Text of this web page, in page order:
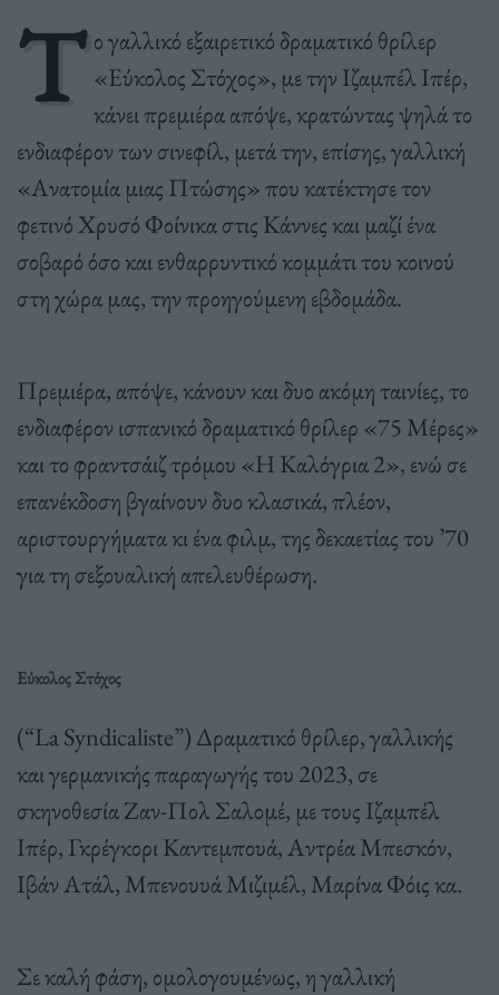
Τ ο γαλλικό εξαιρετικό δραματικό θρίλερ
«Εύκολος Στόχος», με την Ιζαμπέλ Ιπέρ,
κάνει πρεμιέρα απόψε, κρατώντας ψηλά το
ενδιαφέρον των σινεφίλ, μετά την, επίσης, γαλλική
«Ανατομία μιας Πτώσης» που κατέκτησε τον
φετινό Χρυσό Φοίνικα στις Κάννες και μαζί ένα
σοβαρό όσο και ενθαρρυντικό κομμάτι του κοινού
στη χώρα μας, την προηγούμενη εβδομάδα.
Πρεμιέρα, απόψε, κάνουν και δυο ακόμη ταινίες, το
ενδιαφέρον ισπανικό δραματικό θρίλερ «75 Μέρες»
και το φραντσάιζ τρόμου «Η Καλόγρια 2», ενώ σε
επανέκδοση βγαίνουν δυο κλασικά, πλέον,
αριστουργήματα κι ένα φιλμ, της δεκαετίας του ’70
για τη σεξουαλική απελευθέρωση.
Εύκολος Στόχος
(“La Syndicaliste”) Δραματικό θρίλερ, γαλλικής
και γερμανικής παραγωγής του 2023, σε
σκηνοθεσία Ζαν-Πολ Σαλομέ, με τους Ιζαμπέλ
Ιπέρ, Γκρέγκορι Καντεμπουά, Αντρέα Μπεσκόν,
Ιβάν Ατάλ, Μπενουυά Μιζιμέλ, Μαρίνα Φόις κα.
Σε καλή φάση, ομολογουμένως, η γαλλική